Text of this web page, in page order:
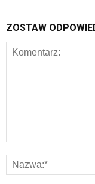
ZOSTAW